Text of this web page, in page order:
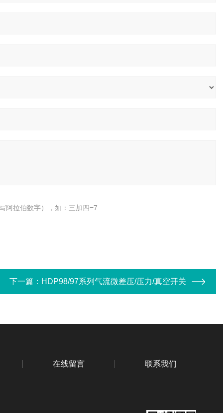
阿拉伯数字），如：三加四=7
下一篇： HDP98/97系列气流微差压/压力/真空开关
在线留言 联系我们